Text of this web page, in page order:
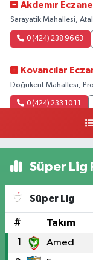
Akdemır
Sarayatik Mahallesi,
0 (424) 238 96 63
Kovancılar
Doğukent Mahallesi,
0 (424) 233 10 11
Üniversite Mahallesi,
0 (424) 238 23 43
Lokman Eczanesi
Rızaiye Mahallesi, Şair
Süper Lig
Süper Lig
# Takım
1 Amed